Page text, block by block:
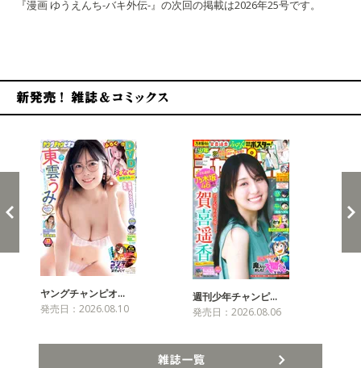
『漫画 ゆうえんち-バキ外伝-』の次回の掲載は2026年25号です。
ヤングチャンピオ…
発売日：2026.08.10
週刊少年チャンピ…
発売日：2026.08.06